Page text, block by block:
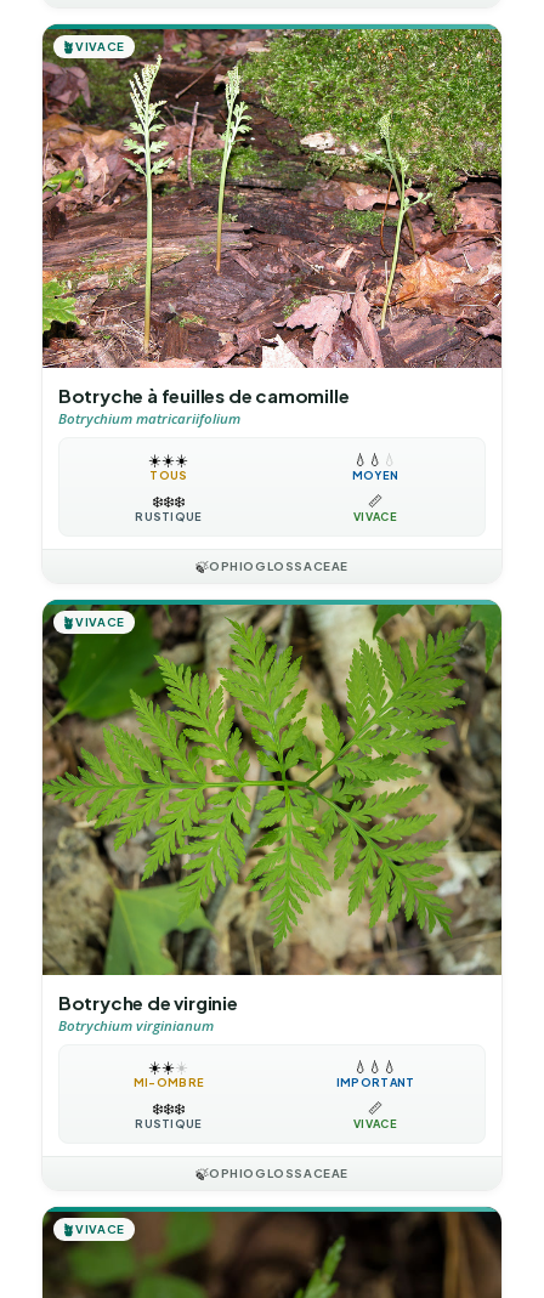
🪴VIVACE
Botryche à feuilles de camomille
Botrychium matricariifolium
☀️☀️☀️
TOUS
💧 💧 💧
MOYEN
❄️❄️❄️
RUSTIQUE
📏
VIVACE
🍃OPHIOGLOSSACEAE
🪴VIVACE
Botryche de virginie
Botrychium virginianum
☀️☀️☀️
MI-OMBRE
💧 💧 💧
IMPORTANT
❄️❄️❄️
RUSTIQUE
📏
VIVACE
🍃OPHIOGLOSSACEAE
🪴VIVACE